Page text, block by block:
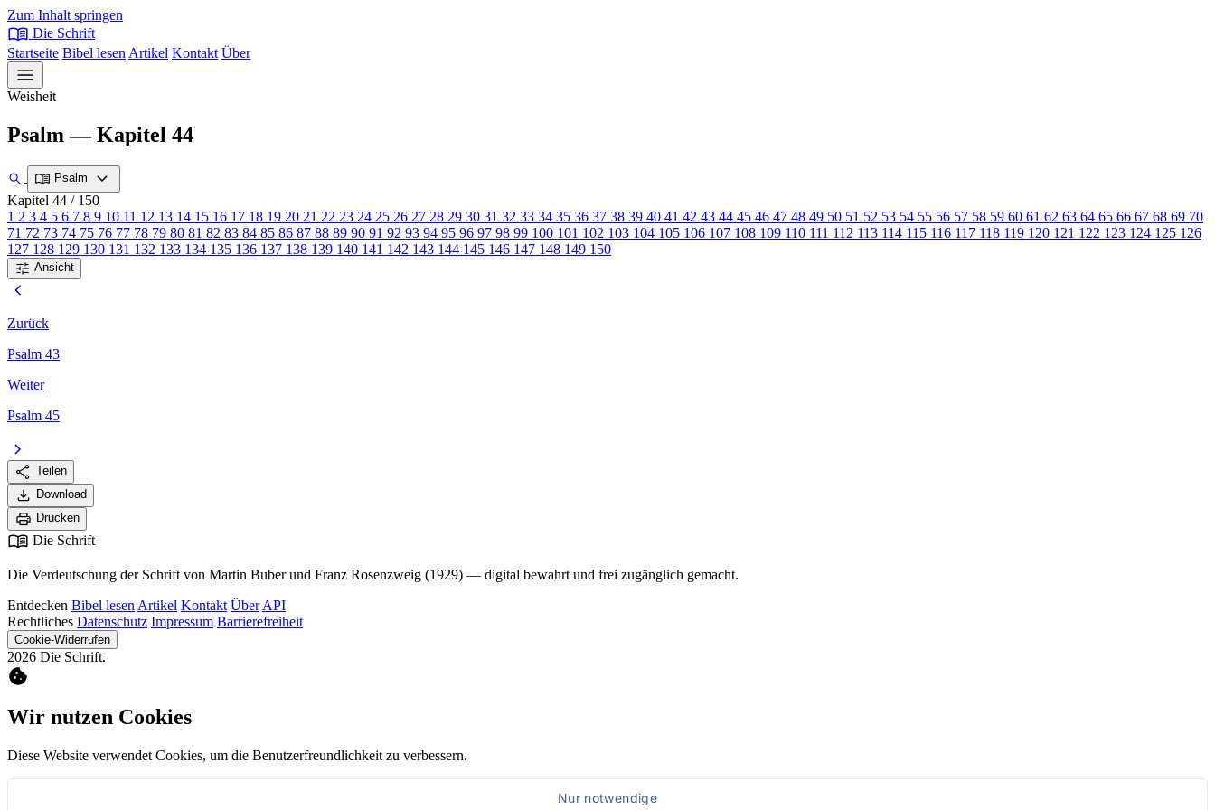
Zum Inhalt springen
menu_book Die Schrift
Startseite Bibel lesen Artikel Kontakt Über
menu
Weisheit
Psalm — Kapitel 44
search menu_book Psalm expand_more
Kapitel 44 / 150
1 2 3 4 5 6 7 8 9 10 11 12 13 14 15 16 17 18 19 20 21 22 23 24 25 26 27 28 29 30 31 32 33 34 35 36 37 38 39 40 41 42 43 44 45 46 47 48 49 50 51 52 53 54 55 56 57 58 59 60 61 62 63 64 65 66 67 68 69 70
71 72 73 74 75 76 77 78 79 80 81 82 83 84 85 86 87 88 89 90 91 92 93 94 95 96 97 98 99 100 101 102 103 104 105 106 107 108 109 110 111 112 113 114 115 116 117 118 119 120 121 122 123 124 125 126
127 128 129 130 131 132 133 134 135 136 137 138 139 140 141 142 143 144 145 146 147 148 149 150
tune Ansicht
chevron_left
Zurück
Psalm 43
Weiter
Psalm 45
chevron_right
share Teilen
download Download
print Drucken
menu_book Die Schrift
Die Verdeutschung der Schrift von Martin Buber und Franz Rosenzweig (1929) — digital bewahrt und frei zugänglich gemacht.
Entdecken Bibel lesen Artikel Kontakt Über API
Rechtliches Datenschutz Impressum Barrierefreiheit
Cookie-Widerrufen
2026 Die Schrift.
cookie
Wir nutzen Cookies
Diese Website verwendet Cookies, um die Benutzerfreundlichkeit zu verbessern.
Nur notwendige